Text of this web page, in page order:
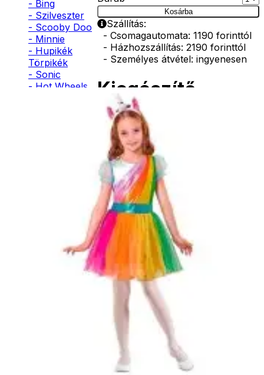
- Bing
- Szilveszter
- Scooby Doo
- Minnie
- Hupikék
Törpikék
- Sonic
- Hot Wheels
- Super Mario
- Angyal
Kosárba
Szállítás:
- Csomagautomata: 1190 forinttól
- Házhozszállítás: 2190 forinttól
- Személyes átvétel: ingyenesen
Kiegészítő
termékek